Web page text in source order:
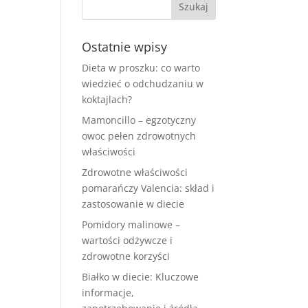
Ostatnie wpisy
Dieta w proszku: co warto
wiedzieć o odchudzaniu w
koktajlach?
Mamoncillo – egzotyczny
owoc pełen zdrowotnych
właściwości
Zdrowotne właściwości
pomarańczy Valencia: skład i
zastosowanie w diecie
Pomidory malinowe –
wartości odżywcze i
zdrowotne korzyści
Białko w diecie: Kluczowe
informacje,